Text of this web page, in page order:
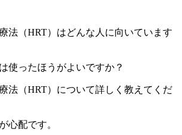
法（HRT）はどんな人に向いています
使ったほうがよいですか？
法（HRT）について詳しく教えてくだ
心配です。